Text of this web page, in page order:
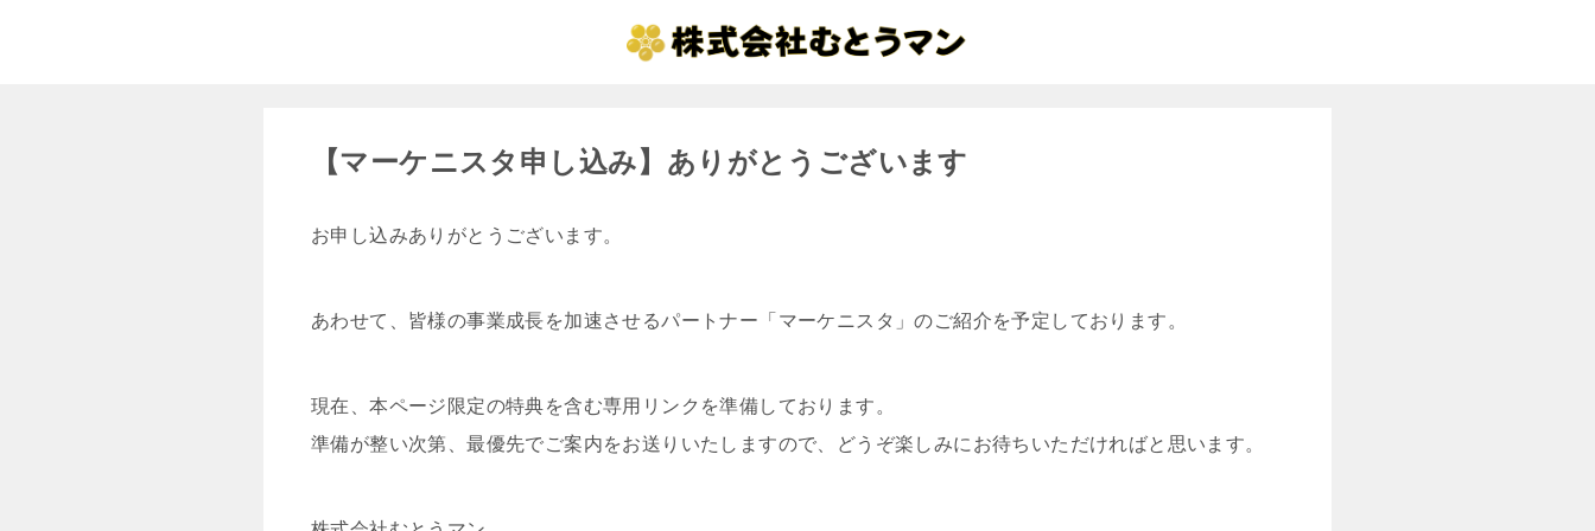
【マーケニスタ申し込み】ありがとうございます
お申し込みありがとうございます。
あわせて、皆様の事業成長を加速させるパートナー「マーケニスタ」のご紹介を予定しております。
現在、本ページ限定の特典を含む専用リンクを準備しております。
準備が整い次第、最優先でご案内をお送りいたしますので、どうぞ楽しみにお待ちいただければと思います。